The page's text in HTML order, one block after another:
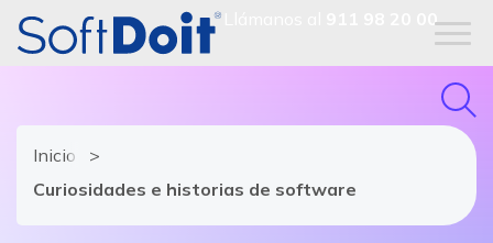
911 98 20 00
Inicio
Curiosidades e historias de software